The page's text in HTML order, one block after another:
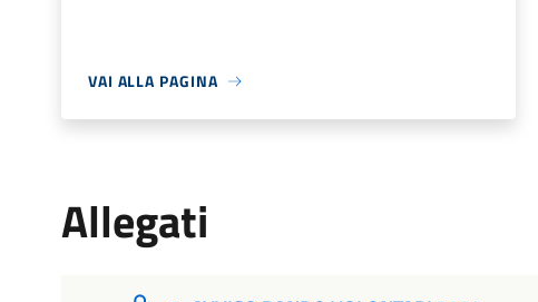
VAI ALLA PAGINA
Allegati